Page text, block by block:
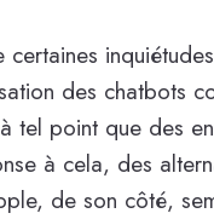
certaines
des chatbots
tel point que des
à cela, des
de son côté,